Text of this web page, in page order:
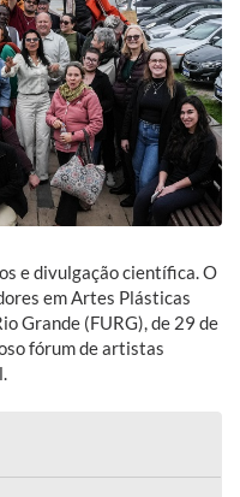
e divulgação científica. O
em Artes Plásticas
Grande (FURG), de 29 de
fórum de artistas